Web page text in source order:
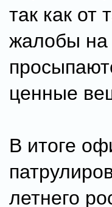
так как от
жалобы на
ценные
В итоге
летнего